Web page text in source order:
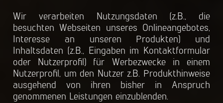
Wir verarbeiten Nutzungsdaten (z.B., die
besuchten Webseiten unseres Onlineangebotes,
Interesse an unseren Produkten) und
Inhaltsdaten (z.B., Eingaben im Kontaktformular
oder Nutzerprofil) für Werbezwecke in einem
Nutzerprofil, um den Nutzer z.B. Produkthinweise
ausgehend von ihren bisher in Anspruch
genommenen Leistungen einzublenden.